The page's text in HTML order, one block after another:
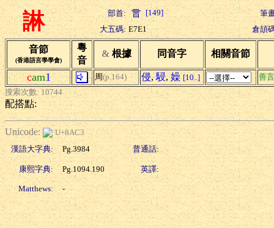
諃 部首: [149]
筆
大五碼: E7E1 倉頡
音節
(香港語言學學會)
粵
音
& 根據 同音字 相關音節
cam1 周(p.164) 侵, 駸, 嬠 [10..]
善言
搜索次數: 10744
配搭點:
Unicode:
U+8AC3
漢語大字典:
Pg.3984 普通話:
康熙字典: Pg.1094.190 英譯:
Matthews: -